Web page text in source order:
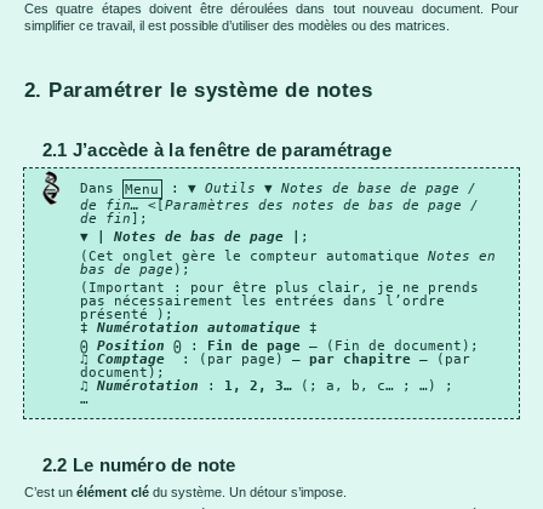
Ces quatre étapes doivent être déroulées dans tout nouveau document. Pour
simplifier ce travail, il est possible d’utiliser des modèles ou des matrices.
2. Paramétrer le système de notes
2.1 J’accède à la fenêtre de paramétrage
Dans Menu : ▼ Outils ▼ Notes de base de page /
de fin… <[Paramètres des notes de bas de page /
de fin];
▼ |Notes de bas de page
;
(Cet onglet gère le compteur automatiqueNotes en
bas de page );
(Important : pour être plus clair, je ne prends
pas nécessairement les entrées dans l’ordre
présenté );
‡Numérotation automatique
‡
⨀ Position⨀ : Fin de page – (Fin de document);
♫Comptage : (par page) –par chapitre – (par
document);
♫Numérotation : 1, 2, 3… (; a, b, c… ; …) ;
…
2.2 Le numéro de note
C’est un élément clé du système. Un détour s’impose.